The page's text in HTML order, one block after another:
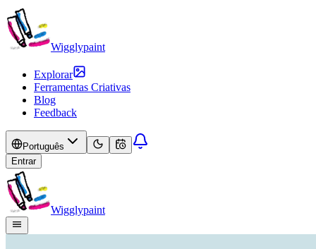
Wigglypaint
Explorar
Ferramentas Criativas
Blog
Feedback
Português
Entrar
Wigglypaint